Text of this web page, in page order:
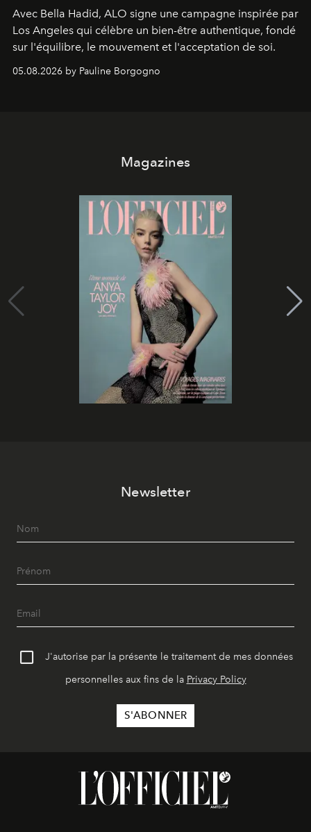
Avec Bella Hadid, ALO signe une campagne inspirée par
Los Angeles qui célèbre un bien-être authentique, fondé
sur l'équilibre, le mouvement et l'acceptation de soi.
05.08.2026 by Pauline Borgogno
Magazines
Newsletter
J'autorise par la présente le traitement de mes données
personnelles aux fins de la Privacy Policy